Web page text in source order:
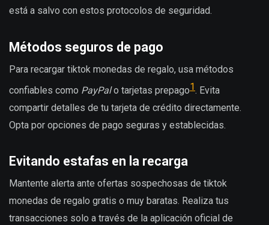
está a salvo con estos protocolos de seguridad.
Métodos seguros de pago
Para recargar tiktok monedas de regalo, usa métodos
confiables como PayPalo tarjetas prepago1. Evita
compartir detalles de tu tarjeta de crédito directamente.
Opta por opciones de pago seguras y establecidas.
Evitando estafas en la recarga
Mantente alerta ante ofertas sospechosas de tiktok
monedas de regalo gratis o muy baratas. Realiza tus
transacciones solo a través de la aplicación oficial de